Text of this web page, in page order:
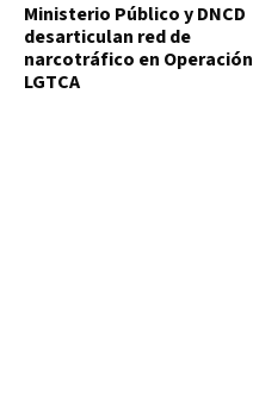
Ministerio Público y DNCD
desarticulan red de
narcotráfico en Operación
LGTCA